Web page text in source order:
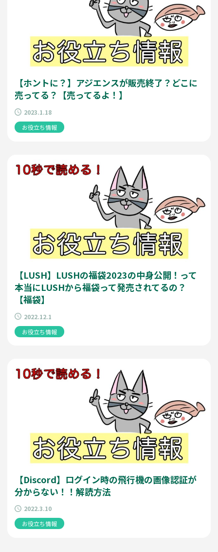
【ホントに？】アジエンスが販売終了？どこに
売ってる？【売ってるよ！】
2023.1.18
お役立ち情報
【LUSH】LUSHの福袋2023の中身公開！って
本当にLUSHから福袋って発売されてるの？
【福袋】
2022.12.1
お役立ち情報
【Discord】ログイン時の飛行機の画像認証が
分からない！！解読方法
2022.3.10
お役立ち情報